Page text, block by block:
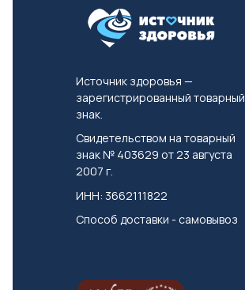
Источник здоровья —
зарегистрированный товарный
знак.
Свидетельством на товарный
знак № 403629 от 23 августа
2007 г.
ИНН: 3662111822
Способ доставки - самовывоз